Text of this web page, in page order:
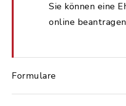
Sie können eine
online
Formulare